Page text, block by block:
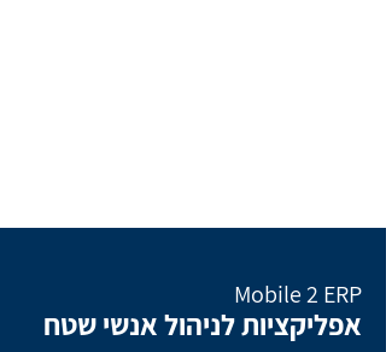
Mobile 2 ERP
אפליקציות לניהול אנשי שטח